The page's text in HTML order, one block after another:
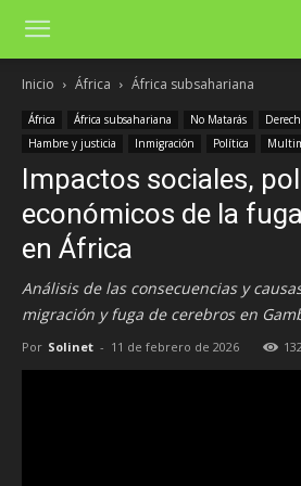
Inicio África África subsahariana
África África subsahariana No Matarás
Hambre y justicia
Inmigración Política
Impactos sociales,
económicos de la
en África
Análisis de las consecuencias y
migración y fuga de cerebros en
Por Solinet - 11 de febrero de 2026